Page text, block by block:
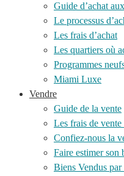
Guide d’achat
Le processus
Les frais d’achat
Les quartiers où
Programmes
Miami Luxe
Vendre
Guide de la vente
Les frais de
Confiez-nous la
Faire estimer
Biens Vendus par